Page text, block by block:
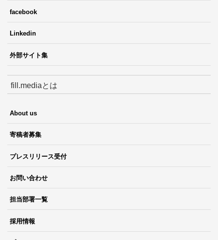
facebook
Linkedin
外部サイト集
fill.mediaとは
About us
寄稿者募集
プレスリリース受付
お問い合わせ
担当部署一覧
採用情報